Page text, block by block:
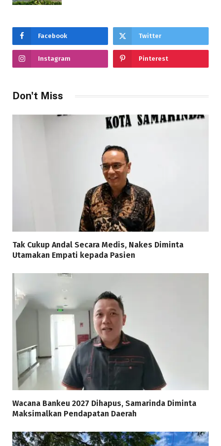
Facebook Twitter
Instagram Pinterest
Don't Miss
Tak Cukup Andal Secara Medis, Nakes Diminta
Utamakan Empati kepada Pasien
Wacana Bankeu 2027 Dihapus, Samarinda Diminta
Maksimalkan Pendapatan Daerah